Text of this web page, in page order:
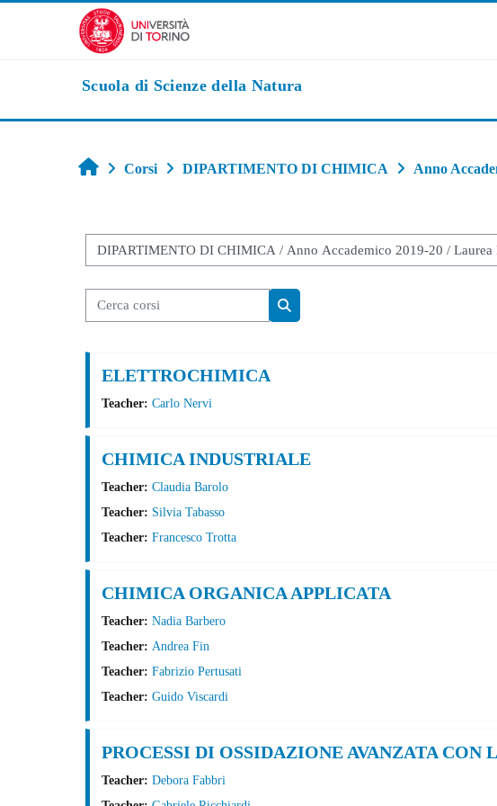
Vai al contenuto principale
Scuola di Scienze della Natura
Home
Corsi DIPARTIMENTO DI CHIMICA Anno
Categorie di corso
Cerca corsi
ELETTROCHIMICA
Teacher: Carlo Nervi
CHIMICA INDUSTRIALE
Teacher: Claudia Barolo
Teacher: Silvia Tabasso
Teacher: Francesco Trotta
CHIMICA ORGANICA APPLICATA
Teacher: Nadia Barbero
Teacher: Andrea Fin
Teacher: Fabrizio Pertusati
Teacher: Guido Viscardi
PROCESSI DI OSSIDAZIONE AVANZATA
Teacher: Debora Fabbri